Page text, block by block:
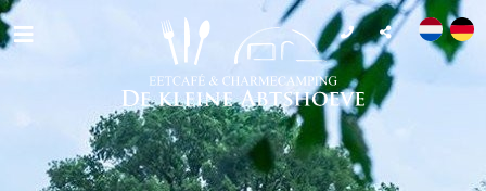
Camping
Eten & drinken
Kom je bij ons werken?